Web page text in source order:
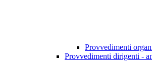
Provvedimenti
Provvedimenti dirigenti -